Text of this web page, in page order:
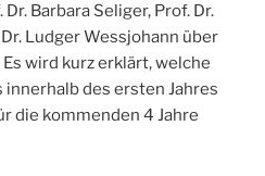
Barbara Seliger, Prof. Dr.
Ludger Wessjohann über
wird kurz erklärt, welche
des ersten Jahres
die kommenden 4 Jahre